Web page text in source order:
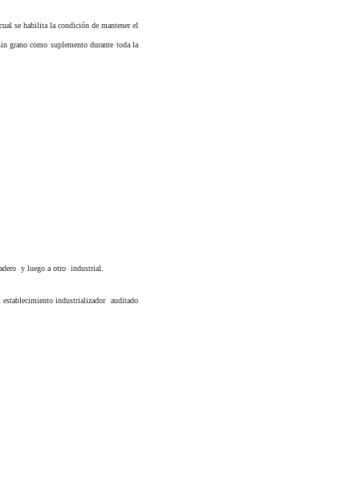
se habilita la condición de mantener el
como suplemento durante toda la
y luego a otro industrial.
industrializador auditado